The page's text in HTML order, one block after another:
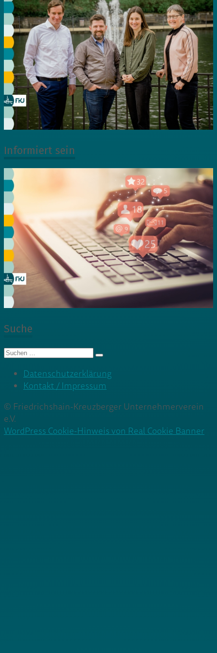
Informiert sein
Suche
Suche
Datenschutzerklärung
Kontakt / Impressum
© Friedrichshain-Kreuzberger Unternehmerverein
e.V.
WordPress Cookie-Hinweis von Real Cookie Banner